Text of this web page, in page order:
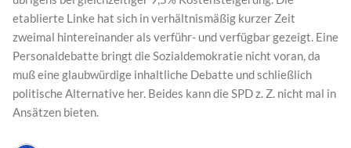
etablierte Linke hat sich in verhältnismäßig kurzer Zeit
zweimal hintereinander als verführ- und verfügbar gezeigt. Eine
Personaldebatte bringt die Sozialdemokratie nicht voran, da
muß eine glaubwürdige inhaltliche Debatte und schließlich
politische Alternative her. Beides kann die SPD z. Z. nicht mal in
Ansätzen bieten.